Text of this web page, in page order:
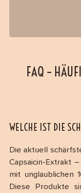
FAQ –
WELCHE IST DIE
Die aktuell
Capsaicin-Extrakt
mit unglaublichen
Diese Produkte